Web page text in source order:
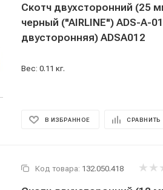
Скотч двухсторонний (25
черный ("AIRLINE") ADS-A-
двусторонняя) ADSA012
Вес: 0.11 кг.
В ИЗБРАННОЕ СРАВНИТЬ
Код товара: 132.050.418